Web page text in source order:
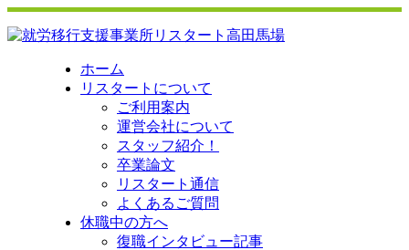
ホーム
リスタートについて
ご利用案内
運営会社について
スタッフ紹介！
卒業論文
リスタート通信
よくあるご質問
休職中の方へ
復職インタビュー記事